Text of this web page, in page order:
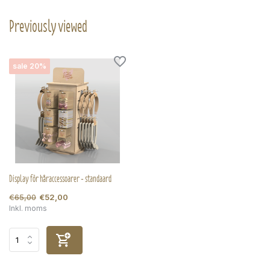
Previously viewed
sale 20%
Display för håraccessoarer - standaard
€65,00 €52,00
Inkl. moms